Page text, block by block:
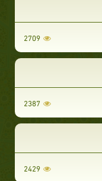
2709
2387
2429